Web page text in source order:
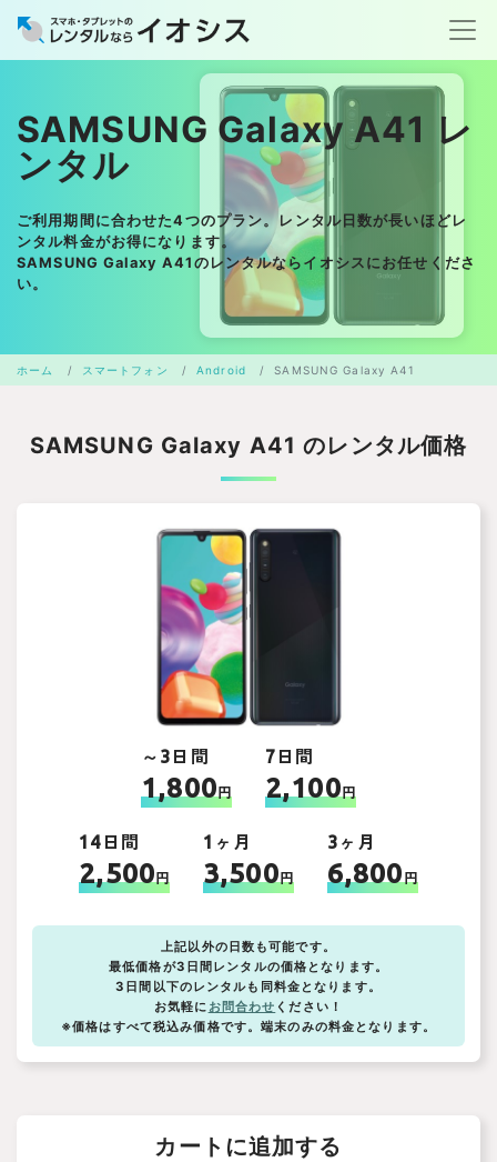
SAMSUNG Galaxy A41 レ
ンタル
ご利用期間に合わせた4つのプラン。レンタル日数が長いほどレ
ンタル料金がお得になります。
SAMSUNG Galaxy A41のレンタルならイオシスにお任せくださ
い。
ホーム スマートフォン Android SAMSUNG Galaxy A41
SAMSUNG Galaxy A41 のレンタル価格
～3日間
1,800円
7日間
2,100円
14日間
2,500円
1ヶ月
3,500円
3ヶ月
6,800 円
上記以外の日数も可能です。
最低価格が3日間レンタルの価格となります。
3日間以下のレンタルも同料金となります。
お気軽に お問合わせ ください！
※価格はすべて税込み価格です。端末のみの料金となります。
カートに追加する